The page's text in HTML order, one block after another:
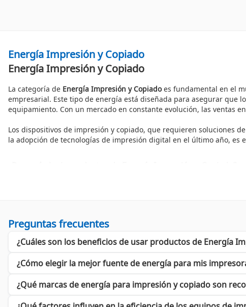
Energía Impresión y Copiado
Energía Impresión y Copiado
La categoría de Energía Impresión y Copiadoes fundamental en el
empresarial. Este tipo de energía está diseñada para asegurar que
equipamiento. Con un mercado en constante evolución, las ventas
Los dispositivos de impresión y copiado, que requieren soluciones
la adopción de tecnologías de impresión digital en el último año,
Opciones destacadas en Energía Impresión y Copiado
Explora una variedad de opciones dentro de la categoría
Energía Impresión y Copiado HONEYWELL: Soluciones
Energía Impresión y Copiado STAR MICRONICS: Equipos que
No pierdas la oportunidad de equiparte con lo mejor de la
Preguntas frecuentes
¿Cuáles son los beneficios de usar productos de Energía
¿Cómo elegir la mejor fuente de energía para mis
¿Qué marcas de energía para impresión y copiado son